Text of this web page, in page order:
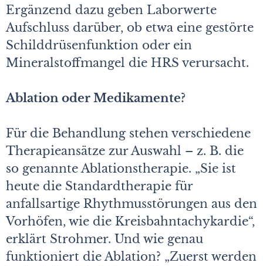
Ergänzend dazu geben Laborwerte
Aufschluss darüber, ob etwa eine gestörte
Schilddrüsenfunktion oder ein
Mineralstoffmangel die HRS verursacht.
Ablation oder Medikamente?
Für die Behandlung stehen verschiedene
Therapieansätze zur Auswahl – z. B. die
so genannte Ablationstherapie. „Sie ist
heute die Standardtherapie für
anfallsartige Rhythmusstörungen aus den
Vorhöfen, wie die Kreisbahntachykardie“,
erklärt Strohmer. Und wie genau
funktioniert die Ablation? „Zuerst werden